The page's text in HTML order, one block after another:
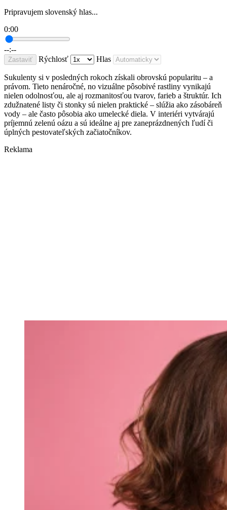
Pripravujem slovenský hlas...
0:00
--:--
Zastaviť Rýchlosť Hlas
Sukulenty si v posledných rokoch získali obrovskú popularitu – a
právom. Tieto nenáročné, no vizuálne pôsobivé rastliny vynikajú
nielen odolnosťou, ale aj rozmanitosťou tvarov, farieb a štruktúr. Ich
zdužnatené listy či stonky sú nielen praktické – slúžia ako zásobáreň
vody – ale často pôsobia ako umelecké diela. V interiéri vytvárajú
príjemnú zelenú oázu a sú ideálne aj pre zaneprázdnených ľudí či
úplných pestovateľských začiatočníkov.
Reklama